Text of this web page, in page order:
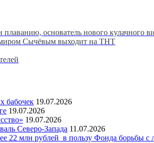
основатель нового кулачного
Сычёвым выходит на ТНТ
бабочек 19.07.2026
19.07.2026
19.07.2026
Северо-Запада 11.07.2026
22 млн рублей в пользу Фонда борьбы с